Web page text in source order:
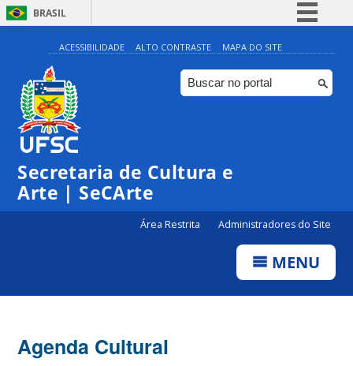
BRASIL
Simplifique!
Comunica BR
Participe
ACESSIBILIDADE ALTO CONTRASTE MAPA DO SITE
Secretaria de Cultura e
Arte | SeCArte
Área Restrita Administradores do Site
MENU
Agenda Cultural
0:00
1:00
5:00
◤Inscrições | Projeto 12:30